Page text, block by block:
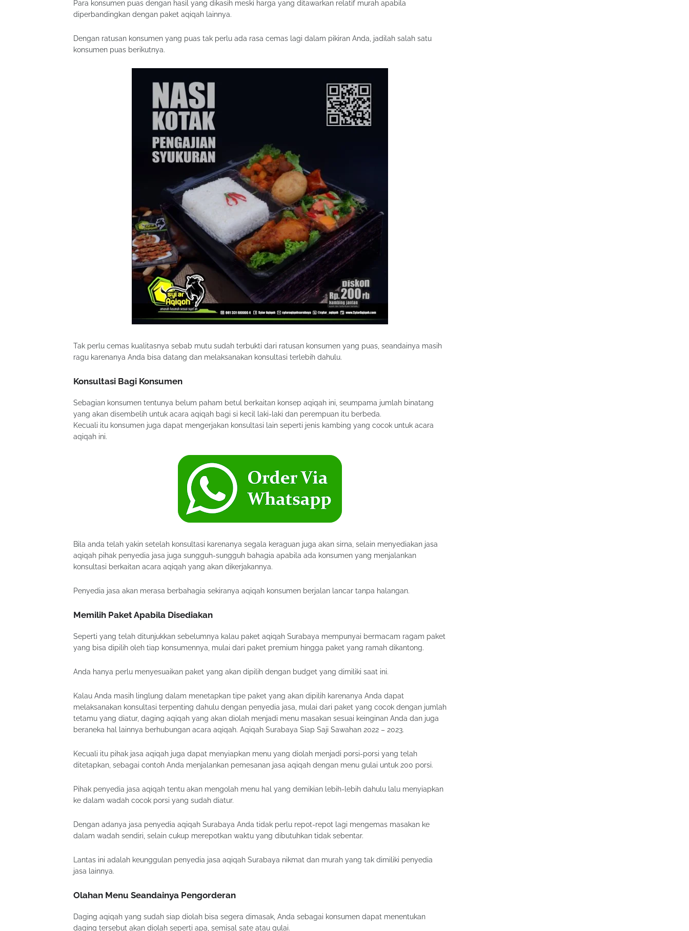
Para konsumen puas dengan hasil yang dikasih meski harga yang ditawarkan relatif murah apabila
diperbandingkan dengan paket aqiqah lainnya.
Dengan ratusan konsumen yang puas tak perlu ada rasa cemas lagi dalam pikiran Anda, jadilah salah satu
konsumen puas berikutnya.
Tak perlu cemas kualitasnya sebab mutu sudah terbukti dari ratusan konsumen yang puas, seandainya masih
ragu karenanya Anda bisa datang dan melaksanakan konsultasi terlebih dahulu.
Konsultasi Bagi Konsumen
Sebagian konsumen tentunya belum paham betul berkaitan konsep aqiqah ini, seumpama jumlah binatang
yang akan disembelih untuk acara aqiqah bagi si kecil laki-laki dan perempuan itu berbeda.
Kecuali itu konsumen juga dapat mengerjakan konsultasi lain seperti jenis kambing yang cocok untuk acara
aqiqah ini.
Bila anda telah yakin setelah konsultasi karenanya segala keraguan juga akan sirna, selain menyediakan jasa
aqiqah pihak penyedia jasa juga sungguh-sungguh bahagia apabila ada konsumen yang menjalankan
konsultasi berkaitan acara aqiqah yang akan dikerjakannya.
Penyedia jasa akan merasa berbahagia sekiranya aqiqah konsumen berjalan lancar tanpa halangan.
Memilih Paket Apabila Disediakan
Seperti yang telah ditunjukkan sebelumnya kalau paket aqiqah Surabaya mempunyai bermacam ragam paket
yang bisa dipilih oleh tiap konsumennya, mulai dari paket premium hingga paket yang ramah dikantong.
Anda hanya perlu menyesuaikan paket yang akan dipilih dengan budget yang dimiliki saat ini.
Kalau Anda masih linglung dalam menetapkan tipe paket yang akan dipilih karenanya Anda dapat
melaksanakan konsultasi terpenting dahulu dengan penyedia jasa, mulai dari paket yang cocok dengan jumlah
tetamu yang diatur, daging aqiqah yang akan diolah menjadi menu masakan sesuai keinginan Anda dan juga
beraneka hal lainnya berhubungan acara aqiqah. Aqiqah Surabaya Siap Saji Sawahan 2022 – 2023.
Kecuali itu pihak jasa aqiqah juga dapat menyiapkan menu yang diolah menjadi porsi-porsi yang telah
ditetapkan, sebagai contoh Anda menjalankan pemesanan jasa aqiqah dengan menu gulai untuk 200 porsi.
Pihak penyedia jasa aqiqah tentu akan mengolah menu hal yang demikian lebih-lebih dahulu lalu menyiapkan
ke dalam wadah cocok porsi yang sudah diatur.
Dengan adanya jasa penyedia aqiqah Surabaya Anda tidak perlu repot-repot lagi mengemas masakan ke
dalam wadah sendiri, selain cukup merepotkan waktu yang dibutuhkan tidak sebentar.
Lantas ini adalah keunggulan penyedia jasa aqiqah Surabaya nikmat dan murah yang tak dimiliki penyedia
jasa lainnya.
Olahan Menu Seandainya Pengorderan
Daging aqiqah yang sudah siap diolah bisa segera dimasak, Anda sebagai konsumen dapat menentukan
daging tersebut akan diolah seperti apa, semisal sate atau gulai.